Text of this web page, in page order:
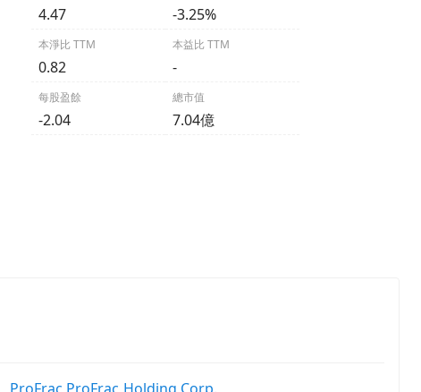
4.47 -3.25%
本淨比 TTM
0.82
本益比 TTM
-
每股盈餘
-2.04
總市值
7.04億